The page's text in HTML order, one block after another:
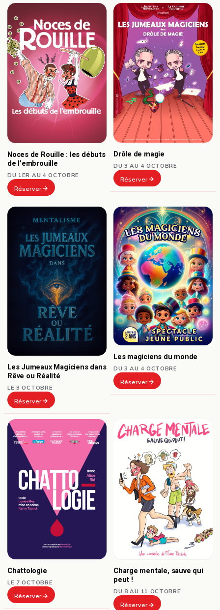
Noces de Rouille : les débuts
de l’embrouille
DU 1ER AU 4 OCTOBRE
Réserver
Drôle de magie
DU 3 AU 4 OCTOBRE
Réserver
Les Jumeaux Magiciens dans
Rêve ou Réalité
LE 3 OCTOBRE
Réserver
Les magiciens du monde
DU 3 AU 4 OCTOBRE
Réserver
Chattologie
LE 7 OCTOBRE
Réserver
Charge mentale, sauve qui
peut !
DU 8 AU 11 OCTOBRE
Réserver